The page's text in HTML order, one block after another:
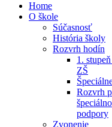
Home
O škole
Súčasnosť
História školy
Rozvrh hodín
1.
ZŠ
Rozvrh
podpory
Zvonenie